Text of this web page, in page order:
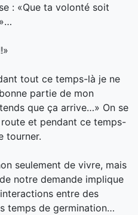
: «Que ta volonté soit
tout ce temps-là je ne
partie de mon
que ça arrive…» On se
et pendant ce temps-
tourner.
seulement de vivre, mais
notre demande implique
entre des
temps de germination…